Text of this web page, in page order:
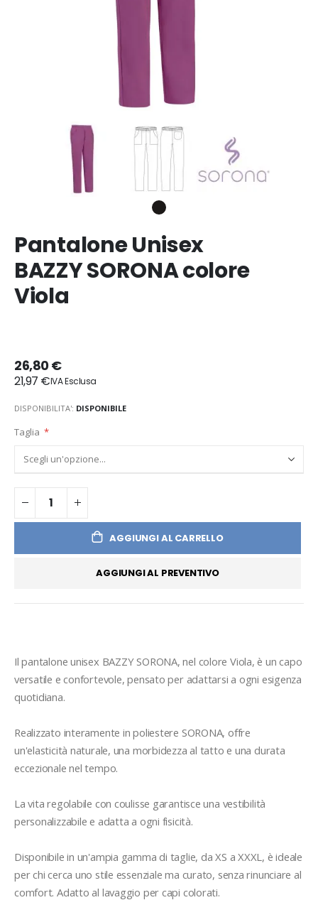
Pantalone Unisex
BAZZY SORONA colore
Viola
26,80 €
21,97 €
DISPONIBILITA': DISPONIBILE
Taglia
AGGIUNGI AL CARRELLO
AGGIUNGI AL PREVENTIVO
Il pantalone unisex BAZZY SORONA, nel colore Viola, è un capo
versatile e confortevole, pensato per adattarsi a ogni esigenza
quotidiana.
Realizzato interamente in poliestere SORONA, offre
un'elasticità naturale, una morbidezza al tatto e una durata
eccezionale nel tempo.
La vita regolabile con coulisse garantisce una vestibilità
personalizzabile e adatta a ogni fisicità.
Disponibile in un'ampia gamma di taglie, da XS a XXXL, è ideale
per chi cerca uno stile essenziale ma curato, senza rinunciare al
comfort. Adatto al lavaggio per capi colorati.